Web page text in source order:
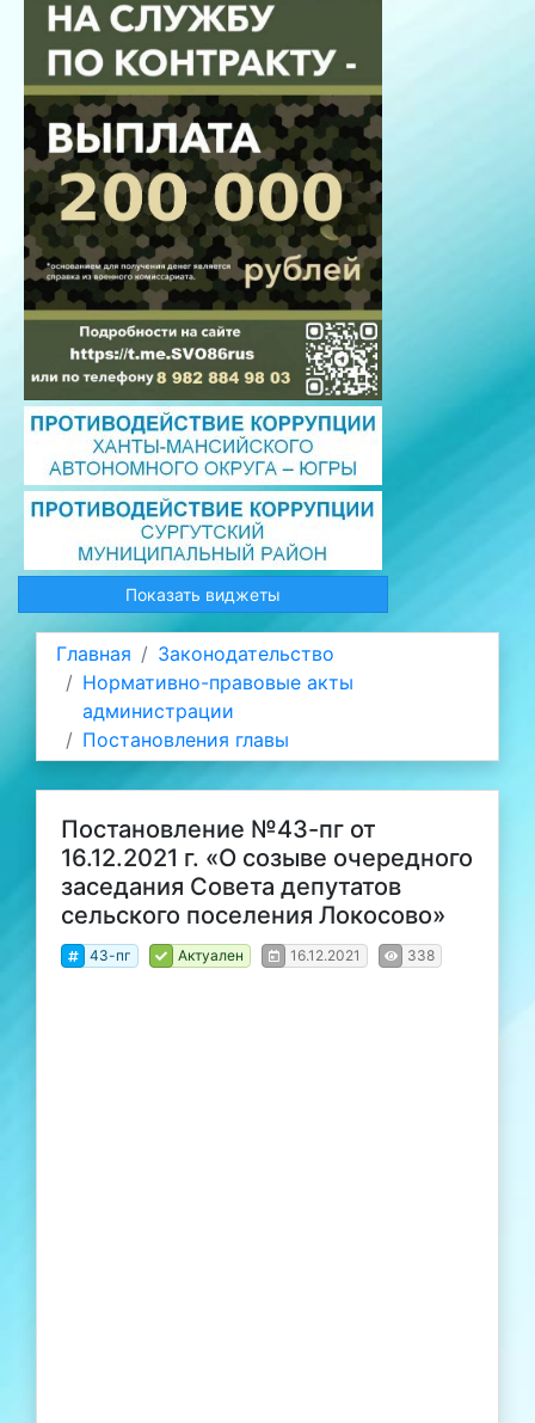
Показать виджеты
Главная
Законодательство
Нормативно-правовые акты
администрации
Постановления главы
Постановление №43-пг от
16.12.2021 г. «О созыве очередного
заседания Совета депутатов
сельского поселения Локосово»
43-пг Актуален 16.12.2021 338